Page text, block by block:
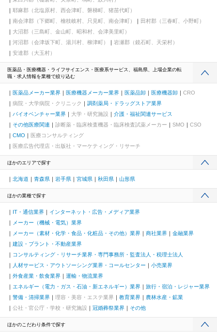
耶麻郡（北塩原村、西会津町、磐梯町、猪苗代町）
南会津郡（下郷町、檜枝岐村、只見町、南会津町）
田村郡（三春町、小野町）
大沼郡（三島町、金山町、昭和村、会津美里町）
河沼郡（会津坂下町、湯川村、柳津町）
岩瀬郡（鏡石町、天栄村）
安達郡（大玉村）
医薬品・医療機器・ライフサイエンス・医療系サービス、福島県、上場企業の転
職・求人情報を業種で絞り込む
医薬品メーカー業界 医療機器メーカー業界 医薬品卸 医療機器卸
CRO
病院・大学病院・クリニック
調剤薬局・ドラッグストア業界
バイオベンチャー業界
大学・研究施設
介護・福祉関連サービス
その他医療関連
診断薬・臨床検査機器・臨床検査試薬メーカー SMO
CSO
CMO
医療コンサルティング
医療広告代理店・出版社・マーケティング・リサーチ
ほかのエリアで探す
北海道 青森県 岩手県 宮城県 秋田県 山形県
ほかの業種で探す
IT・通信業界
インターネット・広告・メディア業界
メーカー（機械・電気）業界
メーカー（素材・化学・食品・化粧品・その他）業界
商社業界
金融業界
建設・プラント・不動産業界
コンサルティング・リサーチ業界・専門事務所・監査法人・税理士法人
人材サービス・アウトソーシング業界・コールセンター
小売業界
外食産業・飲食業界
運輸・物流業界
エネルギー（電力・ガス・石油・新エネルギー）業界
旅行・宿泊・レジャー業界
警備・清掃業界
理容・美容・エステ業界 教育業界
農林水産・鉱業
公社・官公庁・学校・研究施設
冠婚葬祭業界 その他
ほかのこだわり条件で探す